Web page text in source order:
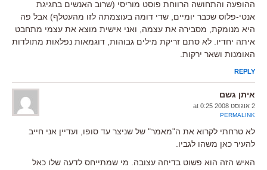
ההופעה והתחושה הרווחת פוסט מוריסי (שרוב האנשים בחגיגת
אנטי-פלוס שכבר יומיים, שדי דומה בעוצמתה לזו מהעטלף) אבל פה
היא מנומקת, מסבירה את עצמה, ואני אישית מוצא את עצמי מתחבט
איתה יחדיו. לא סתם זריקת מילים גבוהות, דוגמאות נפלאות מתולדות
האומנות ושאר ירקות.
REPLY
איתן גשם
2 אוגוסט 2008 at 0:25
PERMALINK
לא טרחתי לקרוא את ה"מאמר" של שניצר עד סופו, ועדיין אני חייב
להעיר כאן משהו לגביו.
האיש הזה הוא פשוט בדיחה עצובה. מי שמתייחס לדעה שלו כאל